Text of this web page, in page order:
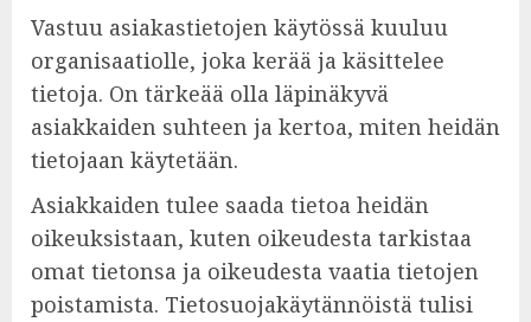
Vastuu asiakastietojen käytössä kuuluu
organisaatiolle, joka kerää ja käsittelee
tietoja. On tärkeää olla läpinäkyvä
asiakkaiden suhteen ja kertoa, miten heidän
tietojaan käytetään.
Asiakkaiden tulee saada tietoa heidän
oikeuksistaan, kuten oikeudesta tarkistaa
omat tietonsa ja oikeudesta vaatia tietojen
poistamista. Tietosuojakäytännöistä tulisi